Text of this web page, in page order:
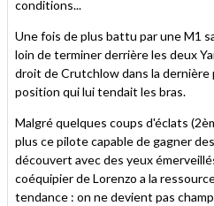
conditions...
Une fois de plus battu par une M1
loin de terminer derrière les deux
droit de Crutchlow dans la dernière
position qui lui tendait les bras.
Malgré quelques coups d'éclats
plus ce pilote capable de gagner
découvert avec des yeux
coéquipier de Lorenzo a la
tendance : on ne devient pas